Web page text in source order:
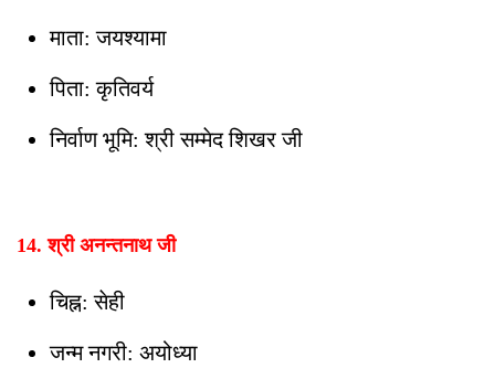
माता: जयश्यामा
पिता: कृतिवर्य
निर्वाण भूमि: श्री सम्मेद शिखर जी
14. श्री अनन्तनाथ जी
चिह्न: सेही
जन्म नगरी: अयोध्या